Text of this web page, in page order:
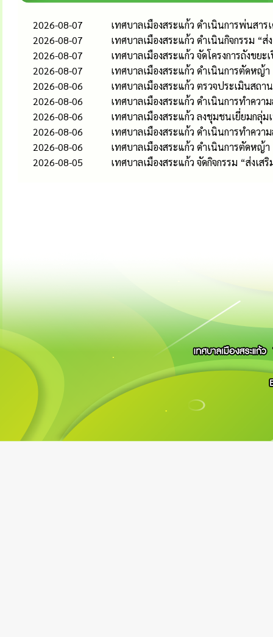
2026-08-07
เทศบาลเมืองสระแก้ว ดำเนินการพ่นสา
2026-08-07
เทศบาลเมืองสระแก้ว ดำเนินกิจกรรม “
2026-08-07
เทศบาลเมืองสระแก้ว จัดโครงการถังขยะ
2026-08-07
เทศบาลเมืองสระแก้ว ดำเนินการตัดหญ้า
2026-08-06
เทศบาลเมืองสระแก้ว ตรวจประเมินสถ
2026-08-06
เทศบาลเมืองสระแก้ว ดำเนินการทำควา
2026-08-06
เทศบาลเมืองสระแก้ว ลงชุมชนเยี่ยมกลุ่ม
2026-08-06
เทศบาลเมืองสระแก้ว ดำเนินการทำควา
2026-08-06
เทศบาลเมืองสระแก้ว ดำเนินการตัดหญ้า
2026-08-05
เทศบาลเมืองสระแก้ว จัดกิจกรรม “ส่งเ